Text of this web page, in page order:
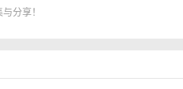
分享！